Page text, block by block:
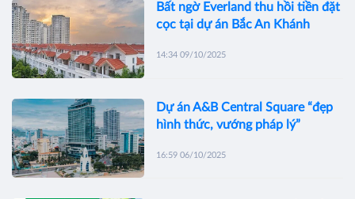
Bất ngờ Everland thu hồi tiền đặt
cọc tại dự án Bắc An Khánh
14:34 09/10/2025
Dự án A&B Central Square “đẹp
hình thức, vướng pháp lý”
16:59 06/10/2025